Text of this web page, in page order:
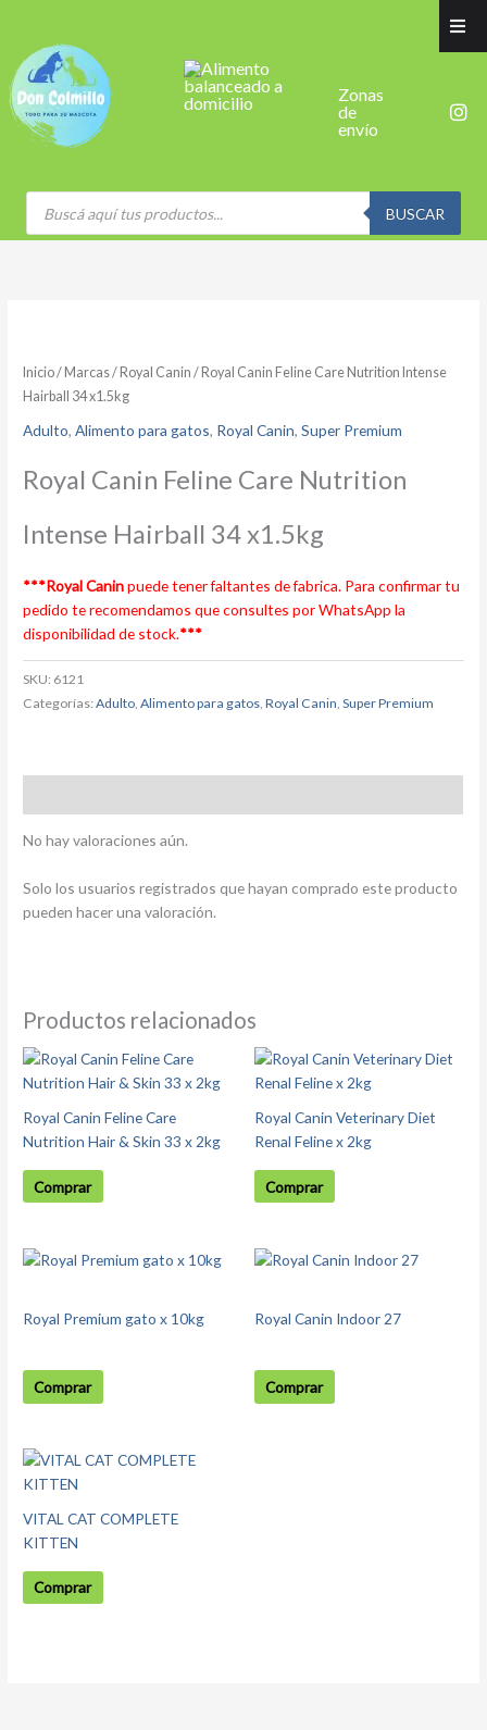
contenido
Zonas
de
envío
I
n
g
a
Búsqueda
productos
BUSCAR
Inicio/ Marcas/ Royal Canin / Royal Canin Feline Care Nutrition Intense
Hairball 34 x1.5kg
Adulto,Alimento para gatos, Royal Canin,Super Premium
Royal Canin Feline Care Nutrition
Intense Hairball 34 x1.5kg
***Royal Caninpuede tener faltantes de fabrica. Para confirmar tu
pedido te recomendamos que consultes por WhatsApp la
disponibilidad de stock.***
SKU: 6121
Categorías:Adulto,Alimento para gatos,Royal Canin,Super Premium
No hay valoraciones aún.
Solo los usuarios registrados que hayan comprado este producto
pueden hacer una valoración.
Productos relacionados
Royal Canin Feline Care
Nutrition Hair & Skin 33 x 2kg
Comprar
Royal Canin Veterinary Diet
Renal Feline x 2kg
Comprar
Royal Premium gato x 10kg
Comprar
Royal Canin Indoor 27
Comprar
Este
múltiples
Las
opciones
VITAL CAT COMPLETE
KITTEN
Comprar